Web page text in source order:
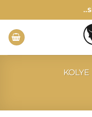
atla
KOLYE